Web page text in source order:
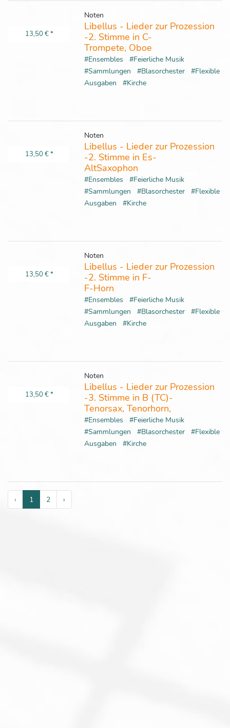
13,50 €*
Noten
Libellus - Lieder zur Prozession
-2. Stimme in C-
Trompete, Oboe
#Ensembles
#Feierliche Musik
#Sammlungen
#Blasorchester
#Flexible
Ausgaben
#Kirche
13,50 €*
Noten
Libellus - Lieder zur Prozession
-2. Stimme in Es-
AltSaxophon
#Ensembles
#Feierliche Musik
#Sammlungen
#Blasorchester
#Flexible
Ausgaben
#Kirche
13,50 €*
Noten
Libellus - Lieder zur Prozession
-2. Stimme in F-
F-Horn
#Ensembles
#Feierliche Musik
#Sammlungen
#Blasorchester
#Flexible
Ausgaben
#Kirche
13,50 €*
Noten
Libellus - Lieder zur Prozession
-3. Stimme in B (TC)-
Tenorsax, Tenorhorn,
#Ensembles
#Feierliche Musik
#Sammlungen
#Blasorchester
#Flexible
Ausgaben
#Kirche
‹ 1 2 ›